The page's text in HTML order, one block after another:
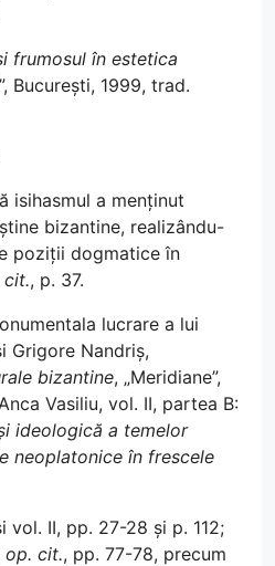
frumosul în estetica
București, 1999, trad.
isihasmul a menținut
bizantine, realizându-
poziții dogmatice în
cit., p. 37.
lucrare a lui
Grigore Nandriș,
bizantine, „Meridiane”,
Vasiliu, vol. II, partea B:
ideologică a temelor
neoplatonice în frescele
vol. II, pp. 27-28 și p. 112;
op. cit., pp. 77-78, precum